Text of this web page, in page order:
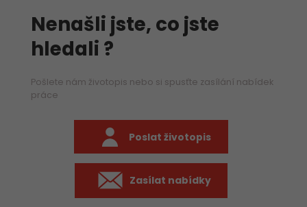
Nenašli jste, co jste
hledali ?
Pošlete nám životopis nebo si spusťte zasílání nabídek
práce
Poslat životopis
Zasílat nabídky